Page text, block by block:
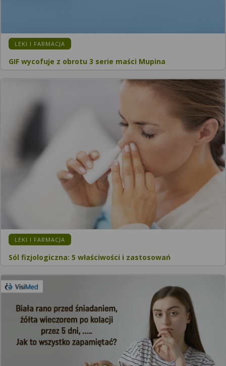
LEKI I FARMACJA
GIF wycofuje z obrotu 3 serie maści Mupina
LEKI I FARMACJA
Sól fizjologiczna: 5 właściwości i zastosowań